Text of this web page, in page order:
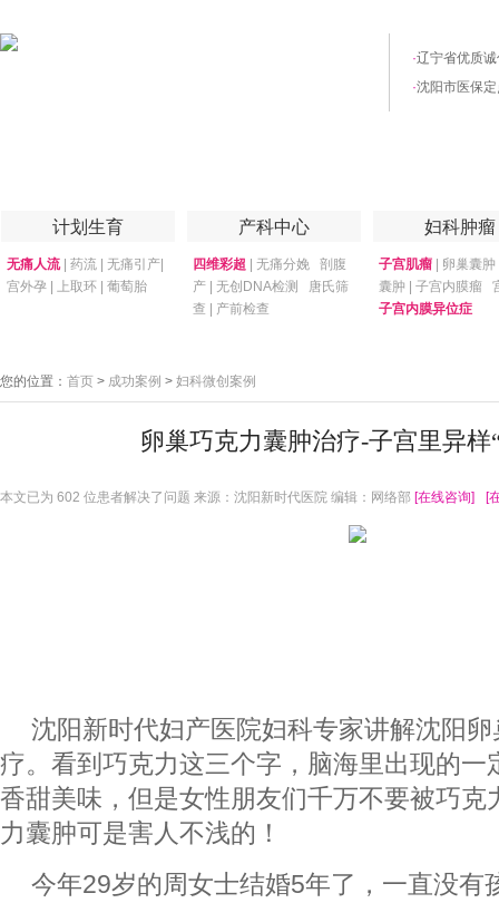
·辽宁省优质
·沈阳市医保
计划生育
无痛人流| 药流 无痛引产
宫外孕
上取环 葡萄胎
产科中心
四维彩超 无痛分娩
剖腹
产
无创DNA检测
唐氏筛
查
产前检查
妇科肿瘤
子宫肌瘤
卵巢囊肿
囊肿
子宫内膜瘤
子宫内膜异位症
您的位置： 首页 > 成功案例 > 妇科微创案例
卵巢巧克力囊肿治疗-子宫里异样
本文已为 602 位患者解决了问题 来源：沈阳新时代医院 编辑：网络部 [在线咨询] [
沈阳新时代妇产医院妇科专家讲解沈阳
疗。看到巧克力这三个字，脑海里出现的一
香甜美味，但是女性朋友们千万不要被巧克
力囊肿可是害人不浅的！
今年29岁的周女士结婚5年了，一直没有